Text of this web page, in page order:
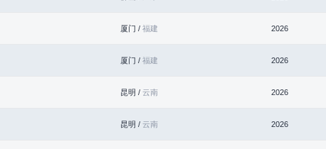
厦门 / 福建 2026
厦门 / 福建 2026
昆明 / 云南 2026
昆明 / 云南 2026